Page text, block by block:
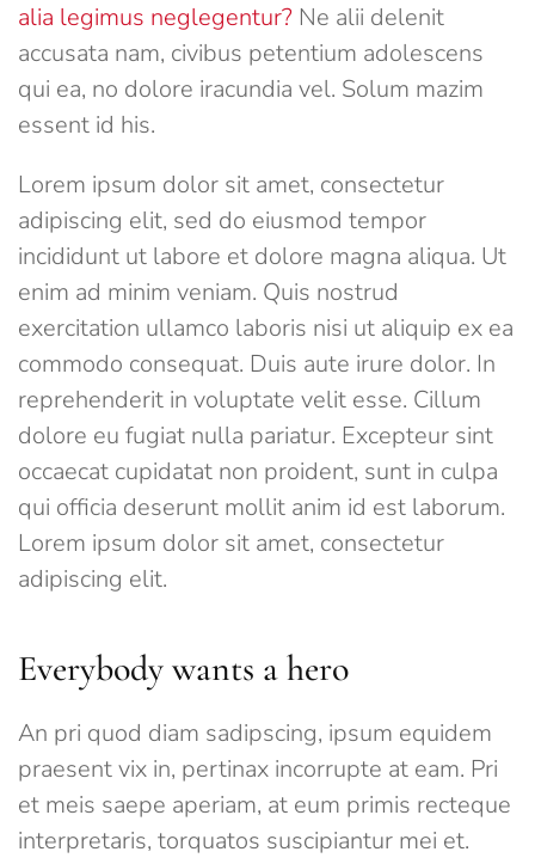
alia legimus neglegentur? Ne alii delenit
accusata nam, civibus petentium adolescens
qui ea, no dolore iracundia vel. Solum mazim
essent id his.
Lorem ipsum dolor sit amet, consectetur
adipiscing elit, sed do eiusmod tempor
incididunt ut labore et dolore magna aliqua. Ut
enim ad minim veniam. Quis nostrud
exercitation ullamco laboris nisi ut aliquip ex ea
commodo consequat. Duis aute irure dolor. In
reprehenderit in voluptate velit esse. Cillum
dolore eu fugiat nulla pariatur. Excepteur sint
occaecat cupidatat non proident, sunt in culpa
qui officia deserunt mollit anim id est laborum.
Lorem ipsum dolor sit amet, consectetur
adipiscing elit.
Everybody wants a hero
An pri quod diam sadipscing, ipsum equidem
praesent vix in, pertinax incorrupte at eam. Pri
et meis saepe aperiam, at eum primis recteque
interpretaris, torquatos suscipiantur mei et.